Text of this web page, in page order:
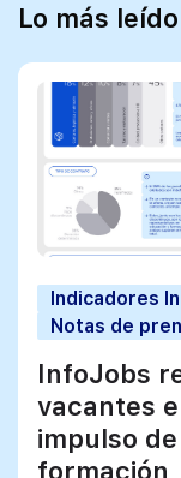
Lo más
Indicadores
Notas de
InfoJobs
vacantes
impulso
formación